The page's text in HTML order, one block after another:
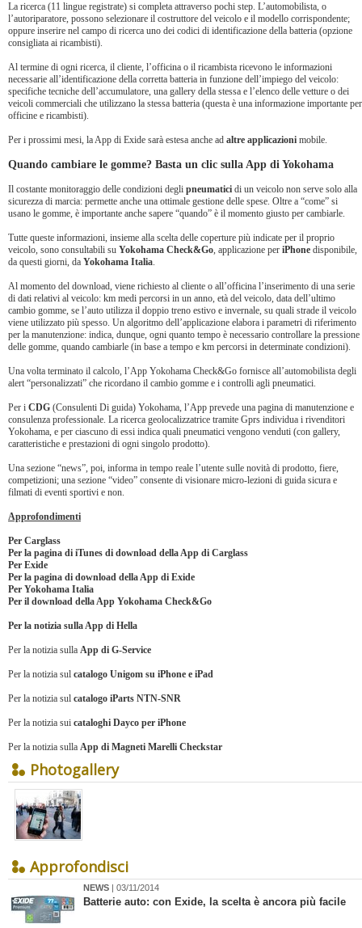
La ricerca (11 lingue registrate) si completa attraverso pochi step. L’automobilista, o
l’autoriparatore, possono selezionare il costruttore del veicolo e il modello corrispondente;
oppure inserire nel campo di ricerca uno dei codici di identificazione della batteria (opzione
consigliata ai ricambisti).
Al termine di ogni ricerca, il cliente, l’officina o il ricambista ricevono le informazioni
necessarie all’identificazione della corretta batteria in funzione dell’impiego del veicolo:
specifiche tecniche dell’accumulatore, una gallery della stessa e l’elenco delle vetture o dei
veicoli commerciali che utilizzano la stessa batteria (questa è una informazione importante per
officine e ricambisti).
Per i prossimi mesi, la App di Exide sarà estesa anche ad altre applicazioni mobile.
Quando cambiare le gomme? Basta un clic sulla App di Yokohama
Il costante monitoraggio delle condizioni degli pneumatici di un veicolo non serve solo alla
sicurezza di marcia: permette anche una ottimale gestione delle spese. Oltre a “come” si
usano le gomme, è importante anche sapere “quando” è il momento giusto per cambiarle.
Tutte queste informazioni, insieme alla scelta delle coperture più indicate per il proprio
veicolo, sono consultabili su Yokohama Check&Go, applicazione per iPhone disponibile,
da questi giorni, da Yokohama Italia.
Al momento del download, viene richiesto al cliente o all’officina l’inserimento di una serie
di dati relativi al veicolo: km medi percorsi in un anno, età del veicolo, data dell’ultimo
cambio gomme, se l’auto utilizza il doppio treno estivo e invernale, su quali strade il veicolo
viene utilizzato più spesso. Un algoritmo dell’applicazione elabora i parametri di riferimento
per la manutenzione: indica, dunque, ogni quanto tempo è necessario controllare la pressione
delle gomme, quando cambiarle (in base a tempo e km percorsi in determinate condizioni).
Una volta terminato il calcolo, l’App Yokohama Check&Go fornisce all’automobilista degli
alert “personalizzati” che ricordano il cambio gomme e i controlli agli pneumatici.
Per i CDG (Consulenti Di guida) Yokohama, l’App prevede una pagina di manutenzione e
consulenza professionale. La ricerca geolocalizzatrice tramite Gprs individua i rivenditori
Yokohama, e per ciascuno di essi indica quali pneumatici vengono venduti (con gallery,
caratteristiche e prestazioni di ogni singolo prodotto).
Una sezione “news”, poi, informa in tempo reale l’utente sulle novità di prodotto, fiere,
competizioni; una sezione “video” consente di visionare micro-lezioni di guida sicura e
filmati di eventi sportivi e non.
Approfondimenti
Per Carglass
Per la pagina di iTunes di download della App di Carglass
Per Exide
Per la pagina di download della App di Exide
Per Yokohama Italia
Per il download della App Yokohama Check&Go
Per la notizia sullaApp di Hella
Per la notizia sulla App di G-Service
Per la notizia sul catalogo Unigom su iPhone e iPad
Per la notizia sul catalogo iParts NTN-SNR
Per la notizia sui cataloghi Dayco per iPhone
Per la notizia sulla App di Magneti Marelli Checkstar
Photogallery
Approfondisci
NEWS | 03/11/2014
Batterie auto: con Exide, la scelta è ancora più facile